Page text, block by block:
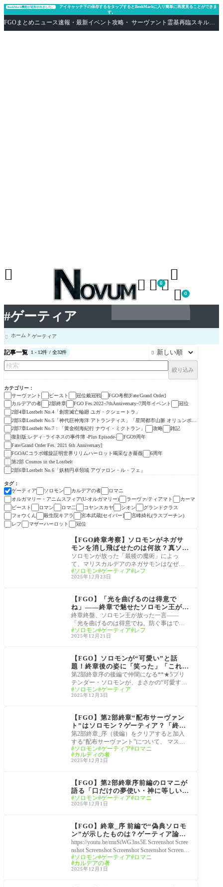
#ゲーティア
BookMark機能が追加されました。
アイキャッチ下の保存するをタップするとBookMarkに入り簡単に再度見ることができま
す。
FGOまとめニュース速報・最新イベント攻略・ サーヴァント霊基再臨スキル性能評価まとめ Fate/Grand Order
  0

 0

 ホーム ゲーティア
記事一覧 1 - 12件 / 全32件 
絞り込み
カテゴリー
サーヴァント
ビースト 冠位戴冠戦
FGO考察[Fate/Grand Order]
カルデアの者
2部終章 FGO Fes.2022~7thAnniversaty~7周年イベント
冠位
2部4章Lostbelt No.4「創世滅亡輪廻 ユガ・クシェートラ」
2部5章Lostbelt No.5「神代巨神海洋 アトランティス」「星間都市山脈 オリュンポ
ス」
2部7章Lostbelt No.7：「黄金樹海紀行 ナウイ・ミクトラン」 攻略
雑記
復刻版:レディ･ライネスの事件簿 -Plus Episode-
FGO9周年
Fate/Grand Order Fes. 2021 6th Anniversary]
FGOACコラボ螺旋証明世界リリムハーロット喝采なき薔薇
6周年
第2部 Cosmos in the Lostbelt
2部6章Lostbelt No.6「妖精円卓領域 アヴァロン・ル・フェ」
タグ
ゲーティア
ソロモン カルデアの者
ロマニ
オルガマリー・アニムスフィア(U-オルガマリー)
ラーヴァ/ティアマト
カーマ
ビースト
ロマン ロマ二 コヤンスカヤ シオン
グランドクラス
フォウくん
殺生院キアラ 宮本武蔵[セイバー]
言峰綺礼(ラスプーチン)
レフ
マザーハーロット 冠位
【FGO終章考察】ソロモンがネガサ
モンを消し飛ばせたのは何故？真ソロ
モンが教えた宝具「アルス・ノヴァ訣
別の時きたれり、其は世界を手放すも
の」
ソロモンが放った「最後の魔術」によっ
て、マリスカルデアのネガサモンはなぜ消
滅したのか。 その答えは、ソロモン王が自
らの存
ソロモン ゲーティア レフ
2025年12月23日
【FGO】「光を曲げるのは得意で
ね」――終章で魅せたソロモン王が格
好良すぎると話題
終章終盤、ソロモン王が放った一言――
「光を曲げるのは得意でね。防ぐ事はでき
ないが、集めるだけならお手の物だ」。 ゲ
ーティ
ソロモン ゲーティア レフ
2025年12月21日
【FGO】ソロモンが“可愛い”と話
題！終章後の姿に「笑った」「これが
最強の魔術師か」ギャグ堕ちの予感
第2部終章序の後編で仲間になる**★5プリ
テンダー・ソロモンが、まさかの“可愛すぎ
る姿”でマスターたちを驚かせた。かつて人
理
ソロモン ゲーティア
2025年12月3日
【FGO】第2部終章“配布サーヴァン
ト”はソロモン？ゲーティア？「終章
限定」表記とバレンタイン非対応を読
み解く
第2部終章_序（後編）をクリアすると加入
する“配布サーヴァント”について、 マスタ
ー達の間で 「これソロモンなの？」「ゲー
テ
ソロモン ゲーティア
ロマニ
カルディの者
2025年12月2日
【FGO】第2部終章序前編のロマニが
語る「口だけの夢使い・神に等しいと
語る仙人モドキ・雪原の女王・救世主
のなれの果て」は誰？
ソロモン ゲーティア ロマニ
2025年12月1日
【FGO】終章_序 前編で“偽典ソロモ
ン”が示したものは？ゲーティア論争
をまとめ
https://youtu.be/muSiWG3ns5E Screenshot Scree
nshot Screenshot Screenshot Screenshot Screensh
ot Screenshot Screenshot Screenshot Screenshot
Screenshot Screenshot Screenshot Screensh
ソロモン ゲーティア
ロマニ
カルデアの者
2025年12月1日